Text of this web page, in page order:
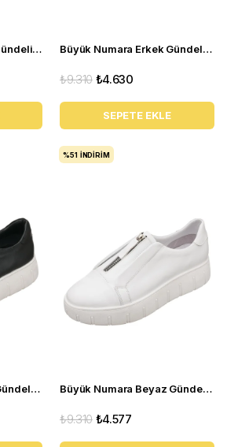
Büyük Numara Erkek gündelik spor Ayakkabı - CK141 Kahve Büyük Numara Erkek Gündelik Deri Spor Ayakkabı - CK141 Haki
₺4.630
₺9.310
SEPETE EKLE
Büyük Numara Erkek Gündelik Spor Ayakkabı - CK01 Siyah Büyük Numara Beyaz Gündelik Erkek Spor Ayakkabı - CK01 Beyaz
₺4.577
₺9.310
%51 İNDIRIM